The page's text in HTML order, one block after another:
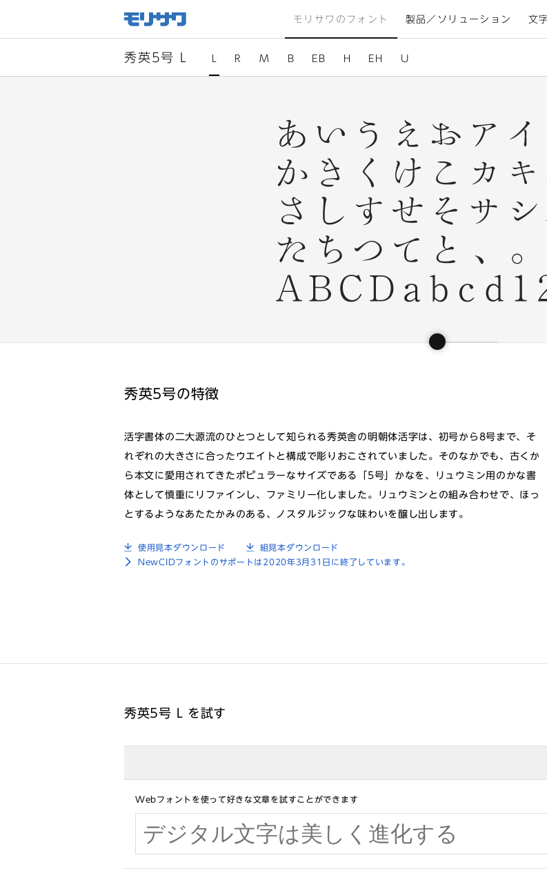
モリサワのフォント 製品／ソリューション 文
秀英5号 L R M B EB H EH U
秀英5号の特徴
活字書体の二大源流のひとつとして知られる秀英舎の明朝体活字は、初号から8号まで、そ
れぞれの大きさに合ったウエイトと構成で彫りおこされていました。そのなかでも、古くか
ら本文に愛用されてきたポピュラーなサイズである「5号」かなを、リュウミン用のかな書
体として慎重にリファインし、ファミリー化しました。リュウミンとの組み合わせで、ほっ
とするようなあたたかみのある、ノスタルジックな味わいを醸し出します。
使用見本ダウンロード
組見本ダウンロード
NewCIDフォントのサポートは2020年3月31日に終了しています。
秀英5号 L を試す
Webフォントを使って好きな文章を試すことができます